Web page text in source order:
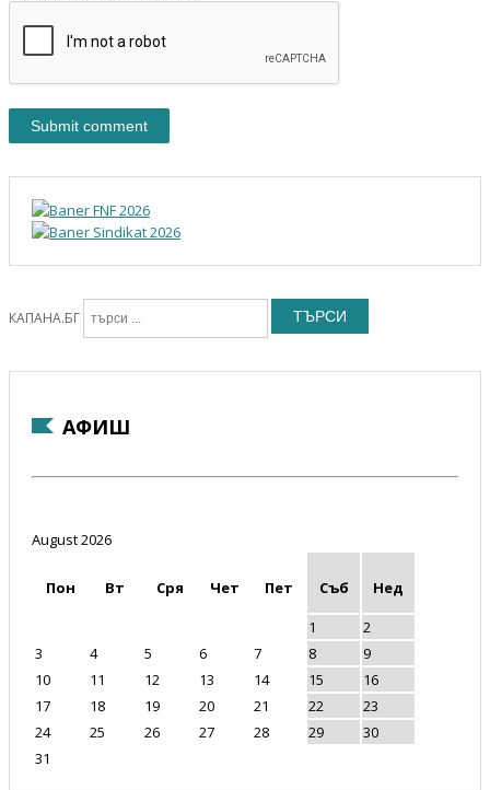
КАПАНА.БГ ТЪРСИ
АФИШ
August 2026
Пон Вт Сря Чет Пет Съб
Нед
1
2
3
4 5 6 7 8
9
10
11 12 13 14 15
16
17
18 19 20 21 22
23
24
25 26 27 28 29
30
31